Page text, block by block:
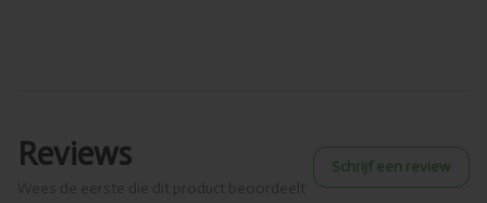
Reviews Schrijf een review